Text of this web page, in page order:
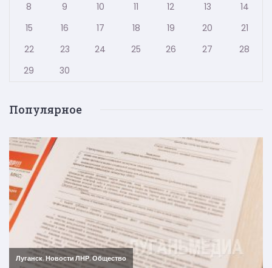
8
9 10 11 12 13
14
15
16 17 18 19 20
21
22
23 24 25 26 27
28
29
30
Популярное